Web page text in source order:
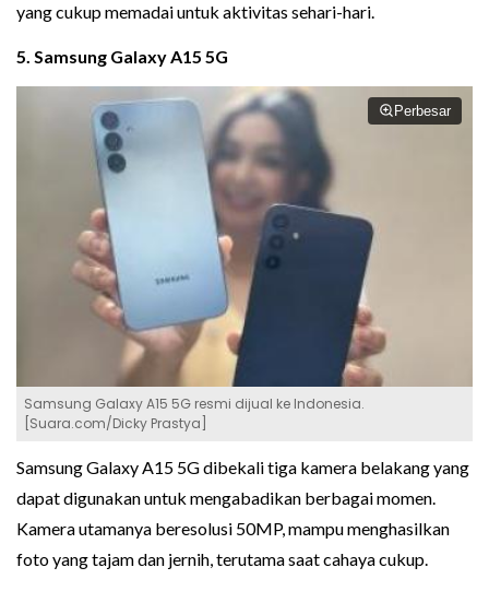
yang cukup memadai untuk aktivitas sehari-hari.
5. Samsung Galaxy A15 5G
Perbesar
Samsung Galaxy A15 5G resmi dijual ke Indonesia.
[Suara.com/Dicky Prastya]
Samsung Galaxy A15 5G dibekali tiga kamera belakang yang
dapat digunakan untuk mengabadikan berbagai momen.
Kamera utamanya beresolusi 50MP, mampu menghasilkan
foto yang tajam dan jernih, terutama saat cahaya cukup.